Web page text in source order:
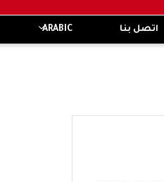
اتصل بنا ARABIC